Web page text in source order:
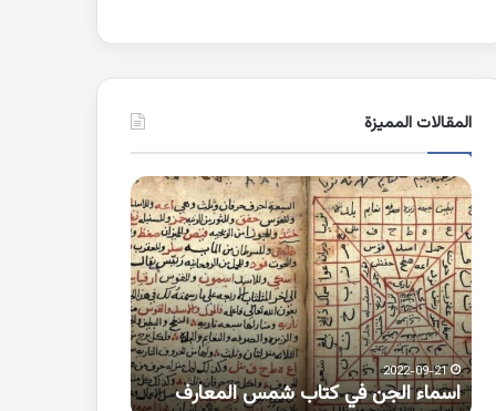
المقالات المميزة
اسماء
الجن
في
كتاب
شمس
المعارف
2022-09-21
اسماء الجن في كتاب شمس المعارف
كلمات
بها
همزة
متطرفة
على
الواو